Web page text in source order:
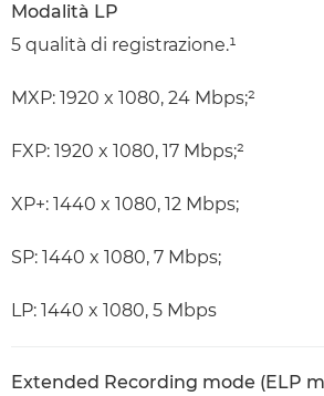
Modalità LP
5 qualità di registrazione.¹
MXP: 1920 x 1080, 24 Mbps;²
FXP: 1920 x 1080, 17 Mbps;²
XP+: 1440 x 1080, 12 Mbps;
SP: 1440 x 1080, 7 Mbps;
LP: 1440 x 1080, 5 Mbps
Extended Recording mode (ELP